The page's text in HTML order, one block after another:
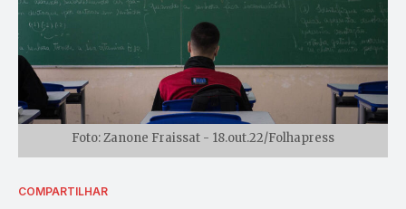
Foto: Zanone Fraissat - 18.out.22/Folhapress
COMPARTILHAR